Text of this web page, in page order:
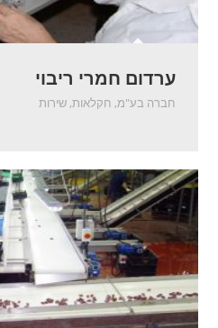
ערדום חמרי ריבוי
חברה בע"מ, חקלאות, שירות